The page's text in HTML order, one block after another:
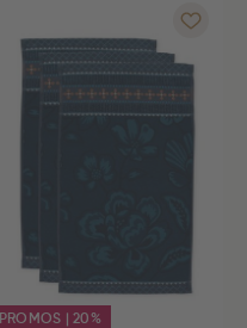
PROMOS | 20%